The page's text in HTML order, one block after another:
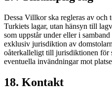
Dessa Villkor ska regleras av och
Turkiets lagar, utan hänsyn till
som uppstår under eller i
exklusiv jurisdiktion av
oåterkalleligt till jurisdiktionen för
eventuella invändningar mot
18. Kontakt